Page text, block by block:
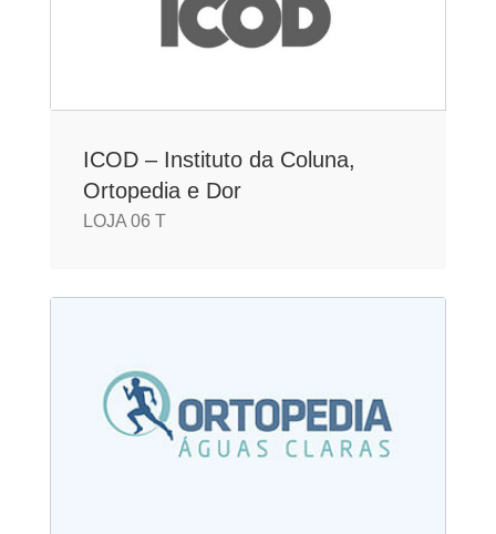
ICOD – Instituto da Coluna,
Ortopedia e Dor
LOJA 06 T